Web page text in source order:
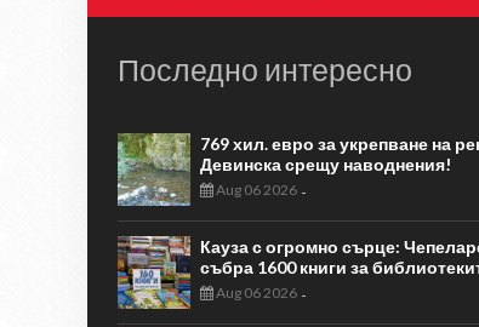
Последно интересно
769 хил. евро за укрепване на
Девинска срещу наводнения!
Aug 06 2026 -
Кауза с огромно сърце:
събра 1600 книги за
Aug 06 2026 -